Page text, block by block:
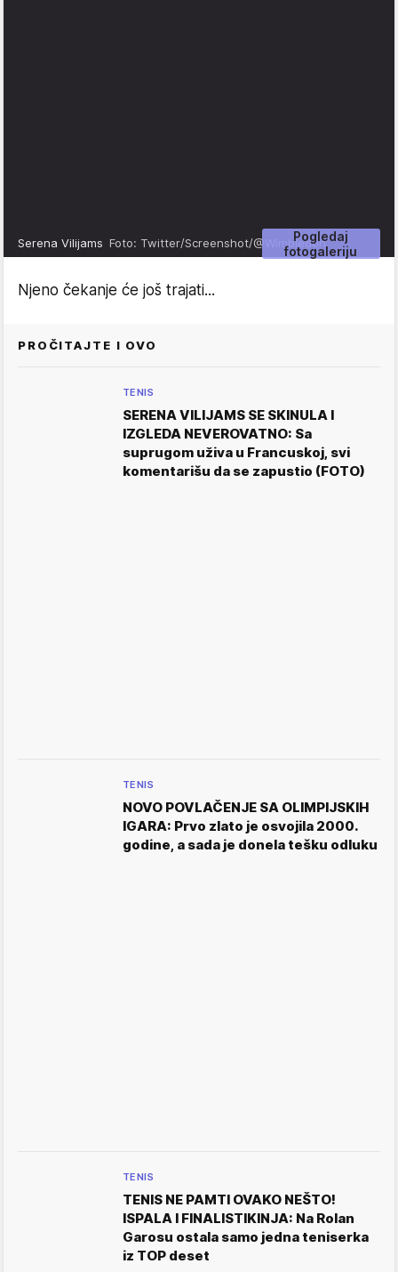
Pogledaj
fotogaleriju
Serena Vilijams Foto: Twitter/Screenshot/@Wimbledon
Njeno čekanje će još trajati...
PROČITAJTE I OVO
TENIS
SERENA VILIJAMS SE SKINULA I
IZGLEDA NEVEROVATNO: Sa
suprugom uživa u Francuskoj, svi
komentarišu da se zapustio (FOTO)
TENIS
NOVO POVLAČENJE SA OLIMPIJSKIH
IGARA: Prvo zlato je osvojila 2000.
godine, a sada je donela tešku odluku
TENIS
TENIS NE PAMTI OVAKO NEŠTO!
ISPALA I FINALISTIKINJA: Na Rolan
Garosu ostala samo jedna teniserka
iz TOP deset